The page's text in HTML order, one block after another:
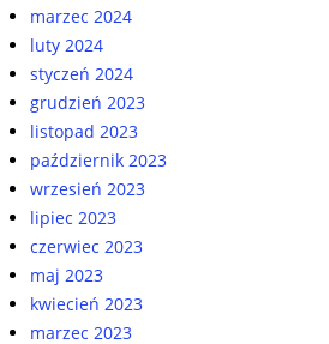
marzec 2024
luty 2024
styczeń 2024
grudzień 2023
listopad 2023
październik 2023
wrzesień 2023
lipiec 2023
czerwiec 2023
maj 2023
kwiecień 2023
marzec 2023